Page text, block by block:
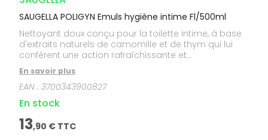
SAUGELLA POLIGYN Emuls hygiène intime Fl/500ml
Nettoyant doux conçu pour la toilette intime, à base
d'extraits naturels de camomille et de thym qui lui
confèrent une action rafraîchissante et
adoucissante très efficace en cas d'irritations, même
associées à un prurit vulvaire. Grâce à son pH neutre,
Saugella Poligyn est idéal lors de la ménopause,
quand les muqueuses sont particulièrement
sensibles et le pH vaginal physiologiquement plus
élevé.
En savoir plus
EAN :3700343900827
En stock
13,90 € TTC